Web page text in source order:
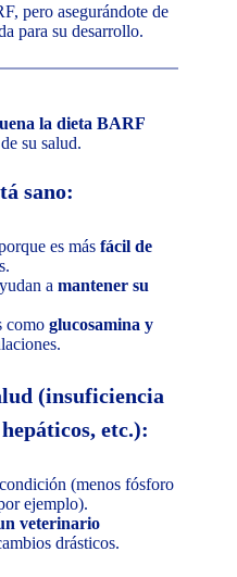
pero asegurándote de
para su desarrollo.
la dieta BARF
su salud.
sano:
es más fácil de
a mantener su
como glucosamina y
(insuficiencia
etc.):
(menos fósforo
ejemplo).
veterinario
drásticos.